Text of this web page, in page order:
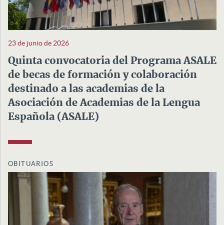
23 de junio de 2026
Quinta convocatoria del Programa ASALE
de becas de formación y colaboración
destinado a las academias de la
Asociación de Academias de la Lengua
Española (ASALE)
OBITUARIOS